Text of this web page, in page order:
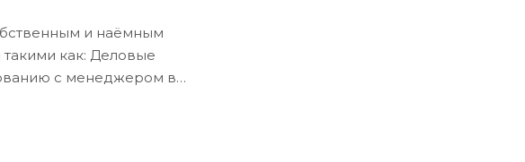
и наёмным
как: Деловые
с менеджером в